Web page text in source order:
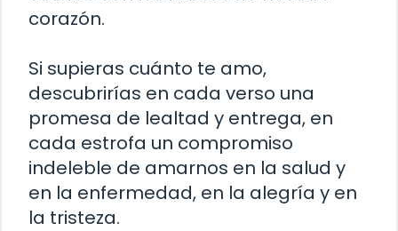
corazón.
Si supieras cuánto te amo,
descubrirías en cada verso una
promesa de lealtad y entrega, en
cada estrofa un compromiso
indeleble de amarnos en la salud y
en la enfermedad, en la alegría y en
la tristeza.